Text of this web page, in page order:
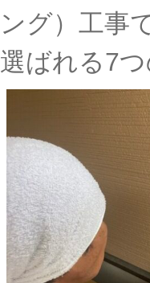
ング）工事
選ばれる7